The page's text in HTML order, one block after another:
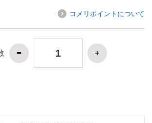
コメリポイントについて